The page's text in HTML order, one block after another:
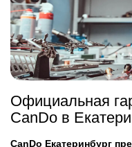
Официальная
CanDo в
CanDo Екатеринбург